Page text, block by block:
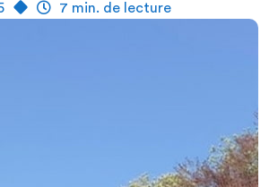
7 min. de lecture